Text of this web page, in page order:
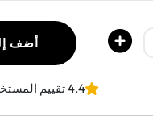
أضف
4.4 تقييم المستخدمين